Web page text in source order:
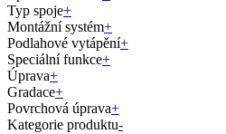
Typ spoje+
Montážní systém+
Podlahové vytápění+
Speciální funkce+
Úprava+
Gradace+
Povrchová úprava+
Kategorie produktu-